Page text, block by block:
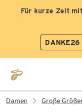
Für kurze Zeit
DANKE26
Damen Große